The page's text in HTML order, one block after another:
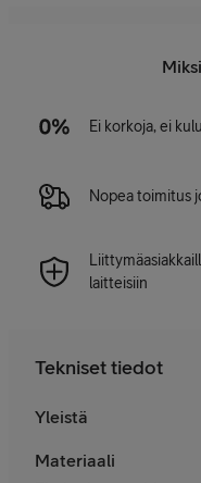
Ei korkoja, ei
Nopea toimitus
laitteisiin
Tekniset tiedot
Yleistä
Materiaali